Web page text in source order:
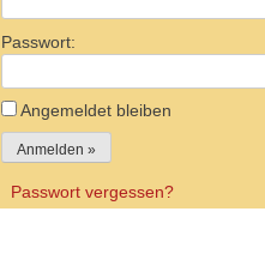
Passwort:
Angemeldet bleiben
Passwort vergessen?